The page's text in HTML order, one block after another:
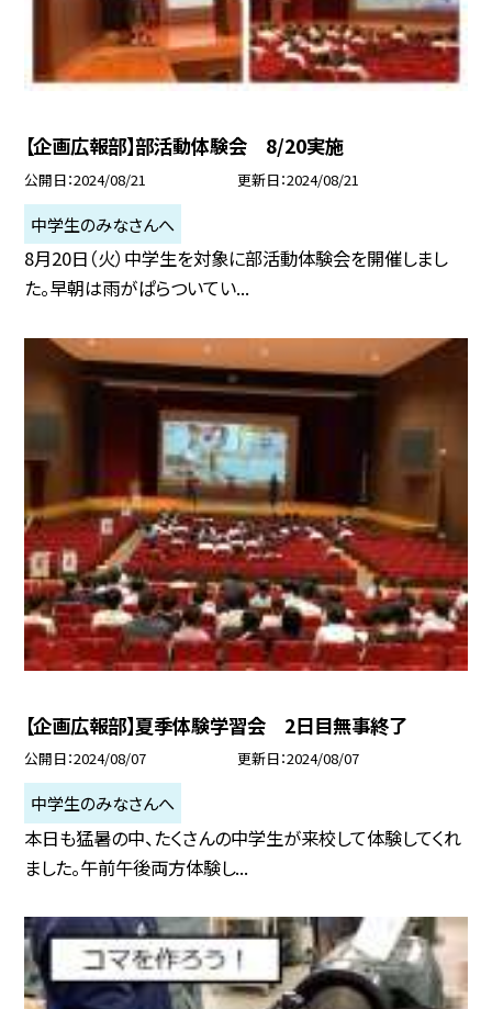
【企画広報部】部活動体験会 8/20実施
公開日 2024/08/21 更新日 2024/08/21
中学生のみなさんへ
8月20日（火）中学生を対象に部活動体験会を開催しまし
た。早朝は雨がぱらついてい...
【企画広報部】夏季体験学習会 2日目無事終了
公開日 2024/08/07 更新日 2024/08/07
中学生のみなさんへ
本日も猛暑の中、たくさんの中学生が来校して体験してくれ
ました。午前午後両方体験し...